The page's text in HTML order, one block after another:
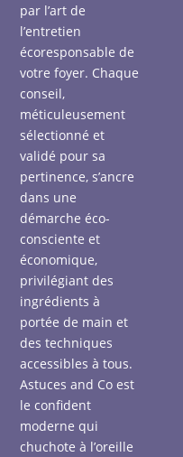
par l’art de
l’entretien
écoresponsable de
votre foyer. Chaque
conseil,
méticuleusement
sélectionné et
validé pour sa
pertinence, s’ancre
dans une
démarche éco-
consciente et
économique,
privilégiant des
ingrédients à
portée de main et
des techniques
accessibles à tous.
Astuces and Co est
le confident
moderne qui
chuchote à l’oreille